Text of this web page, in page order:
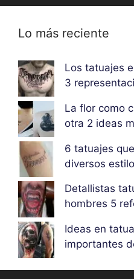
Lo más reciente
Los tatuajes
3
La flor como
otra 2 ideas
6 tatuajes
diversos
Detallistas
hombres 5
Ideas en
importantes